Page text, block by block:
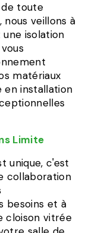
toute
, nous veillons à
isolation
matériaux
installation
Limite
unique, c'est
collaboration
besoins et à
cloison vitrée